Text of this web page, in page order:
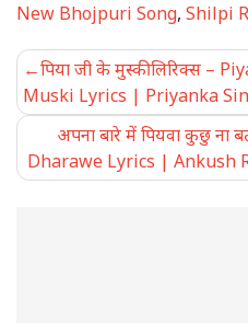
New Bhojpuri Song, Shilpi
Post
navigation
पिया जी के मुस्की लिरिक्स –
Muski Lyrics | Priyanka
अपना बारे में पियवा कुछु ना
Dharawe Lyrics | Ankush